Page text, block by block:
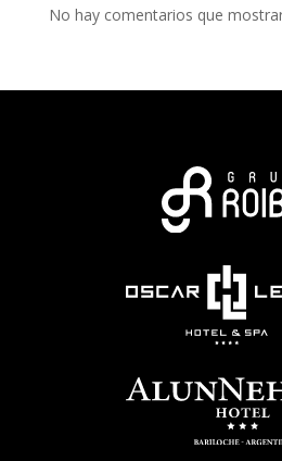
No hay comentarios que